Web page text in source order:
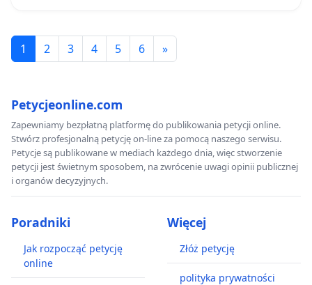
1 2 3 4 5 6 »
Petycjeonline.com
Zapewniamy bezpłatną platformę do publikowania petycji online.
Stwórz profesjonalną petycję on-line za pomocą naszego serwisu.
Petycje są publikowane w mediach każdego dnia, więc stworzenie
petycji jest świetnym sposobem, na zwrócenie uwagi opinii publicznej
i organów decyzyjnych.
Poradniki
Jak rozpocząć petycję
online
Więcej
Złóż petycję
polityka prywatności